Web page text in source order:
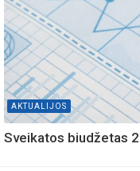
AKTUALIJOS
Sveikatos biudžetas